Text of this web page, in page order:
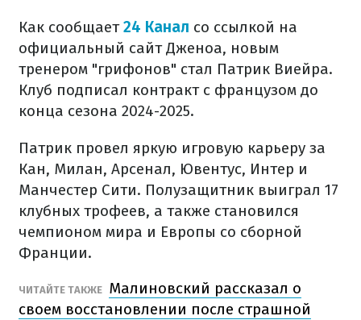
Как сообщает24 Канал со ссылкой на
официальный сайт Дженоа, новым
тренером "грифонов" стал Патрик Виейра.
Клуб подписал контракт с французом до
конца сезона 2024-2025.
Патрик провел яркую игровую карьеру за
Кан, Милан, Арсенал, Ювентус, Интер и
Манчестер Сити. Полузащитник выиграл 17
клубных трофеев, а также становился
чемпионом мира и Европы со сборной
Франции.
ЧИТАЙТЕ ТАКЖЕ Малиновский рассказал о
своем восстановлении после страшной